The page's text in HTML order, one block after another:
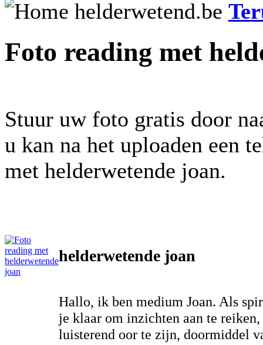
Foto reading met
Stuur uw foto gratis door
u kan na het uploaden een
met helderwetende joan.
helderwetende joan
Hallo, ik ben medium Joan. Als
je klaar om inzichten aan te reiken,
luisterend oor te zijn, doormiddel